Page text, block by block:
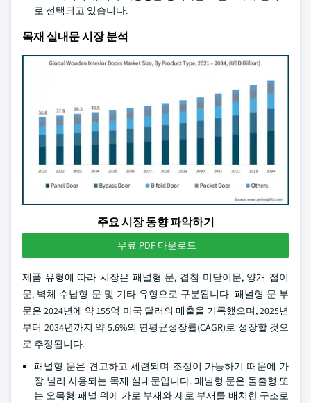
로 선택되고 있습니다.
목재 실내문 시장 분석
주요 시장 동향 파악하기
무료 PDF 다운로드
제품 유형에 따라 시장은 패널형 문, 겹침 미닫이문, 양개 접이
문, 벽체 수납형 문 및 기타 유형으로 구분됩니다. 패널형 문 부
문은 2024년에 약 155억 미국 달러의 매출을 기록했으며, 2025년
부터 2034년까지 약 5.6%의 연평균성장률(CAGR)로 성장할 것으
로 추정됩니다.
패널형 문은 견고하고 세련되며 조정이 가능하기 때문에 가
장 널리 사용되는 목재 실내문입니다. 패널형 문은 돌출형 또
는 오목형 패널 위에 가로 부재와 세로 부재를 배치한 구조로